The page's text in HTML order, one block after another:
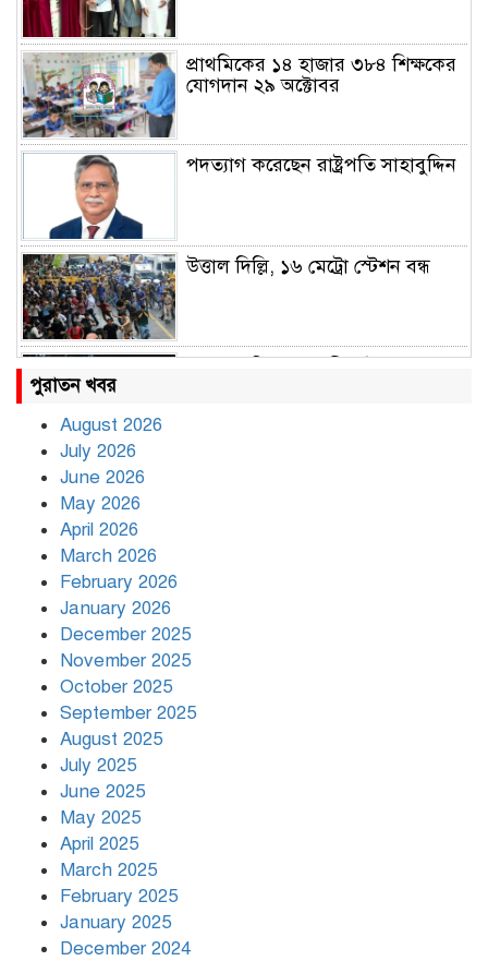
প্রাথমিকের ১৪ হাজার ৩৮৪ শিক্ষকের
যোগদান ২৯ অক্টোবর
পদত্যাগ করেছেন রাষ্ট্রপতি সাহাবুদ্দিন
উত্তাল দিল্লি, ১৬ মেট্রো স্টেশন বন্ধ
বৃষ্টি থামার নাম নেই, পথে পথে
পুরাতন খবর
August 2026
July 2026
June 2026
May 2026
April 2026
March 2026
February 2026
January 2026
December 2025
November 2025
October 2025
September 2025
August 2025
July 2025
June 2025
May 2025
April 2025
March 2025
February 2025
January 2025
December 2024